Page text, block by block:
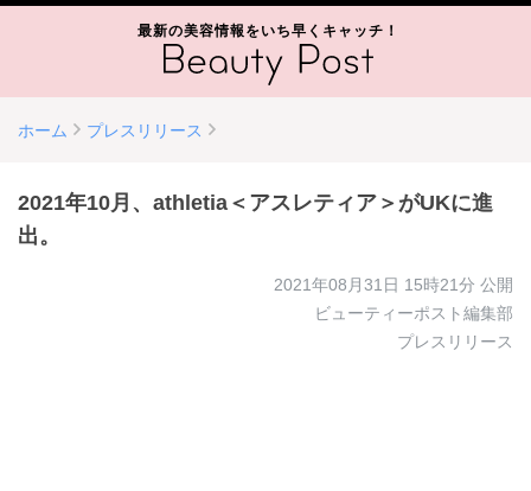
最新の美容情報をいち早くキャッチ！
ホーム プレスリリース
2021年10月、athletia＜アスレティア＞がUKに進
出。
2021年08月31日 15時21分 公開
ビューティーポスト編集部
プレスリリース